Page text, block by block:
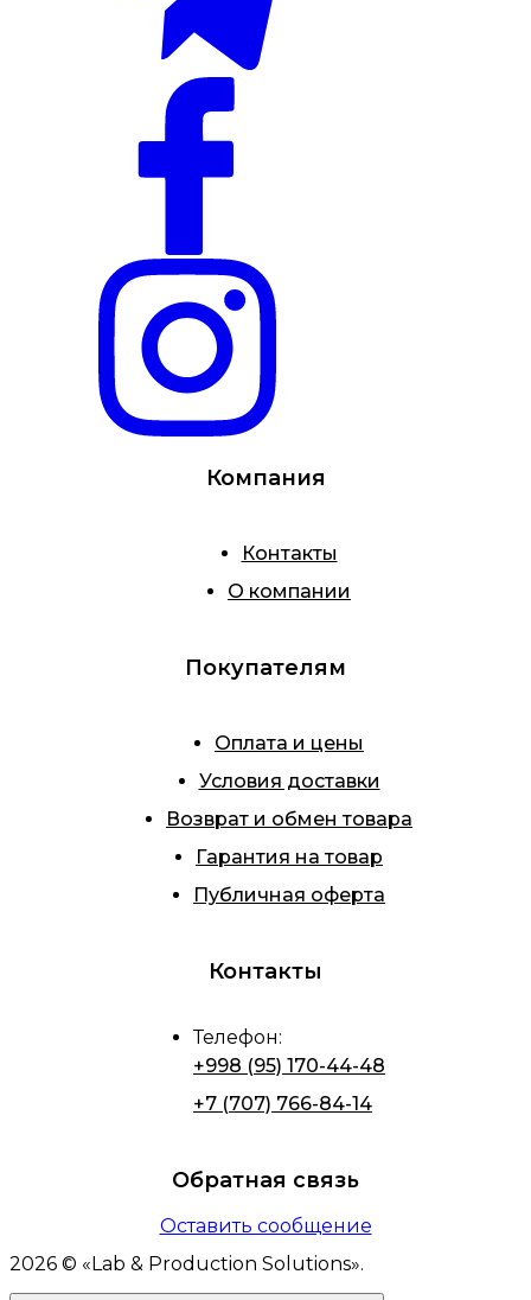
Компания
Контакты
О компании
Покупателям
Оплата и цены
Условия доставки
Возврат и обмен товара
Гарантия на товар
Публичная оферта
Контакты
Телефон:
+998 (95) 170-44-48
+7 (707) 766-84-14
Обратная связь
Оставить сообщение
2026 © « Lab & Production Solutions».